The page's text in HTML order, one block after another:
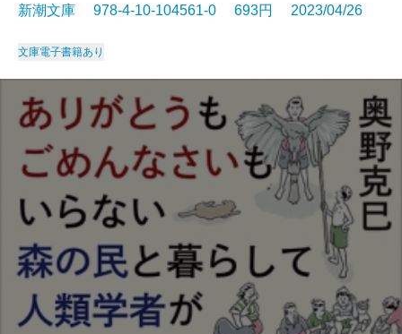
新潮文庫 978-4-10-104561-0 693円 2023/04/26
文庫電子書籍あり